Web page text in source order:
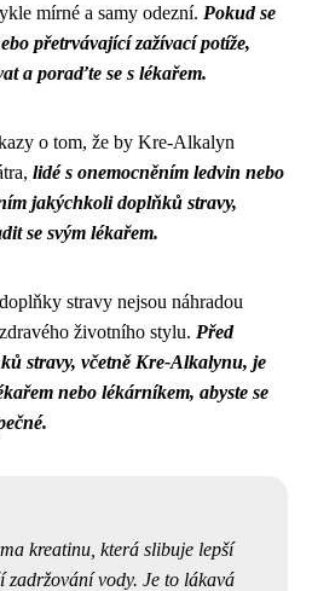
mírné a samy odezní. Pokud se
přetrvávající zažívací potíže,
a poraďte se s lékařem.
o tom, že by Kre-Alkalyn
lidé s onemocněním ledvin nebo
jakýchkoli doplňků stravy,
se svým lékařem.
stravy nejsou náhradou
životního stylu. Před
stravy, včetně Kre-Alkalynu, je
nebo lékárníkem, abyste se
kreatinu, která slibuje lepší
zadržování vody. Je to lákavá